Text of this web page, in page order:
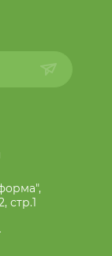
стр.1